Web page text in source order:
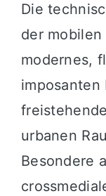
Die
der
modernes,
urbanen
Besondere